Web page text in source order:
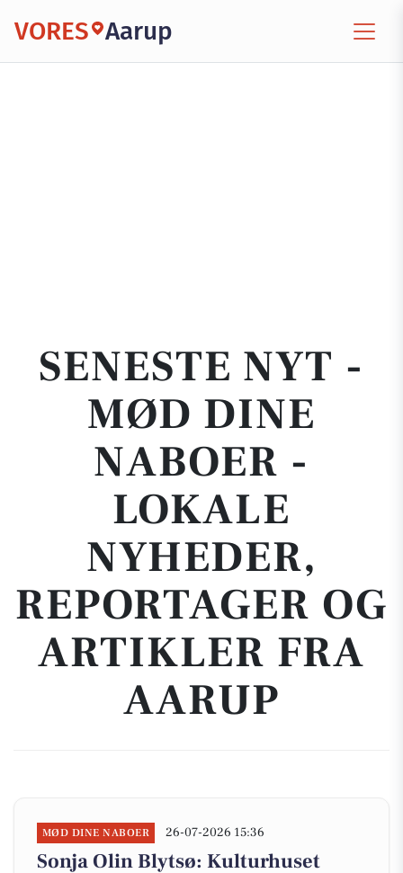
VORES Aarup
SENESTE NYT -
MØD DINE
NABOER -
LOKALE
NYHEDER,
REPORTAGER OG
ARTIKLER FRA
AARUP
MØD DINE NABOER 26-07-2026 15:36
Sonja Olin Blytsø: Kulturhuset